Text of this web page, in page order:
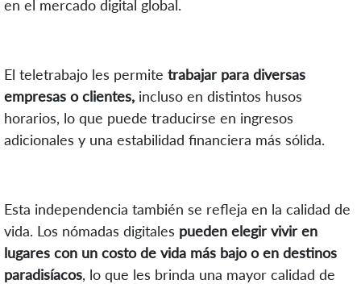
en el mercado digital global.
El teletrabajo les permite trabajar para diversas
empresas o clientes, incluso en distintos husos
horarios, lo que puede traducirse en ingresos
adicionales y una estabilidad financiera más sólida.
Esta independencia también se refleja en la calidad de
vida. Los nómadas digitales pueden elegir vivir en
lugares con un costo de vida más bajo o en destinos
paradisíacos, lo que les brinda una mayor calidad de